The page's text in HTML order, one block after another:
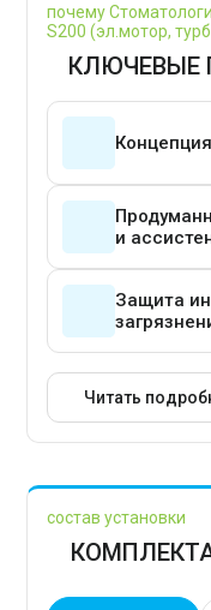
почему
S200 (эл.мотор,
КЛЮЧЕВЫЕ
и
Защита
Читать
состав установки